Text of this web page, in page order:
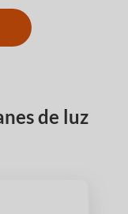
de luz